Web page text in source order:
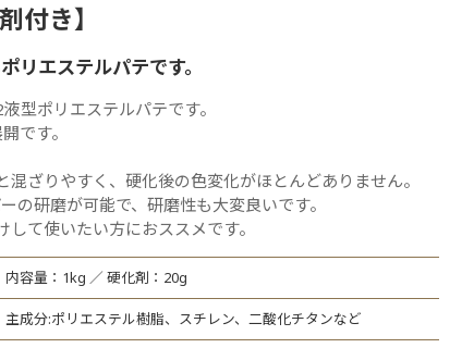
商品を見る
付き】
リエステルパテです。
型ポリエステルパテです。
です。
ざりやすく、硬化後の色変化がほとんどありません。
の研磨が可能で、研磨性も大変良いです。
て使いたい方におススメです。
内容量：1kg ／ 硬化剤：20g
主成分:ポリエステル樹脂、スチレン、二酸化チタンなど